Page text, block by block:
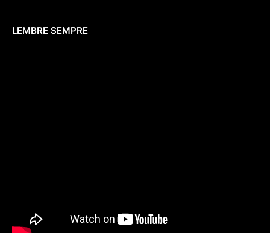
LEMBRE SEMPRE